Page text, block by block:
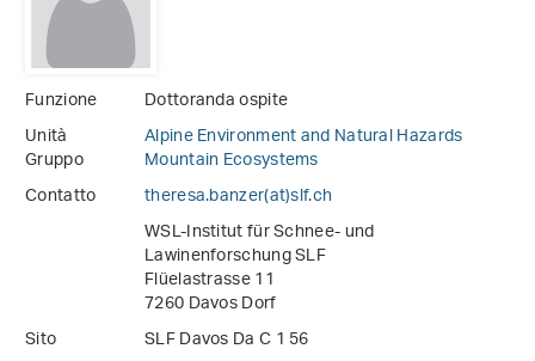
Funzione
Dottoranda ospite
Unità
Alpine Environment and Natural Hazards
Gruppo
Mountain Ecosystems
Contatto
theresa.banzer(at)slf.ch
WSL-Institut für Schnee- und
Lawinenforschung SLF
Flüelastrasse 11
7260 Davos Dorf
Sito
SLF Davos Da C 1 56